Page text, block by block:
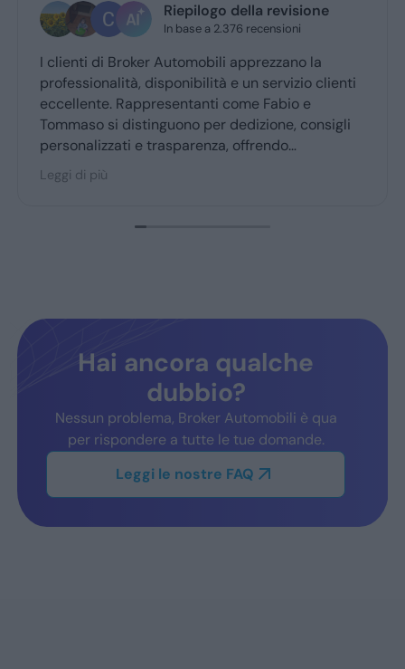
MARILENA GABRIELA ALBU
1 giorno fa
Ho acquistato la mia nuova Mercedes tramite
questo broker e il servizio è stato
Grazie Fabrizio.
Hai ancora qualche
dubbio?
Nessun problema, Broker Automobili è qua
per rispondere a tutte le tue domande.
Leggi le nostre FAQ